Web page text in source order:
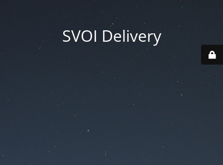
SVOI Delivery